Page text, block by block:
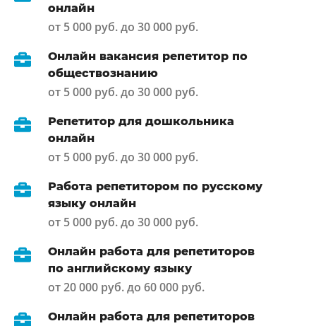
онлайн
от 5 000 руб. до 30 000 руб.
Онлайн вакансия репетитор по
обществознанию
от 5 000 руб. до 30 000 руб.
Репетитор для дошкольника
онлайн
от 5 000 руб. до 30 000 руб.
Работа репетитором по русскому
языку онлайн
от 5 000 руб. до 30 000 руб.
Онлайн работа для репетиторов
по английскому языку
от 20 000 руб. до 60 000 руб.
Онлайн работа для репетиторов